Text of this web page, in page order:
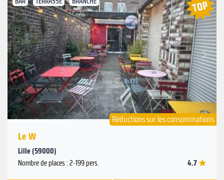
Précédent
Suivant
Réductions sur les consommations
Le W
Lille (59000)
Nombre de places : 2-199 pers. 4.7